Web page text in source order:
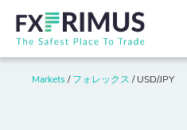
Markets / フォレックス / USD/JPY